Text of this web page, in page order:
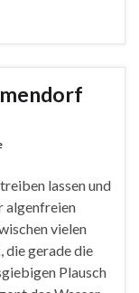
lassen und
algenfreien
vielen
die gerade die
Plausch